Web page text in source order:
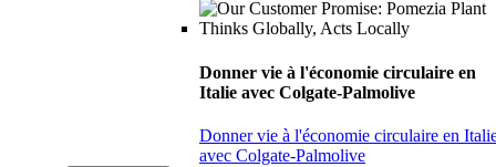
Donner vie à l'économie circulaire en
Italie avec Colgate-Palmolive
Donner vie à l'économie circulaire en
avec Colgate-Palmolive